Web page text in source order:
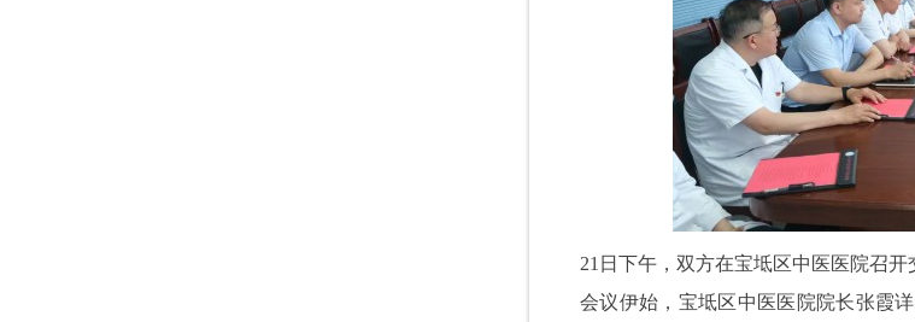
21日下午，双方在宝坻区中医医院召开
会议伊始，宝坻区中医医院院长张霞